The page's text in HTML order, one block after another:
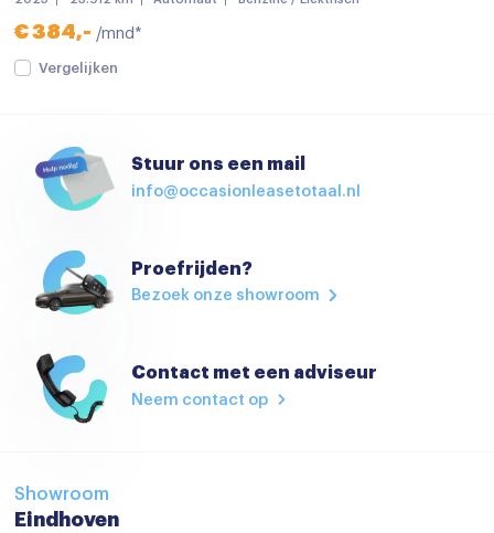
Climate control
Cruise control
Elektrisch bedienbare spiegels
Elektrische handrem
Elektrische ramen voor en achter
Hoofdsteunen achter
Isofix
Keyless start
Lederen versnellingspook
€ 384,- /mnd*
Vergelijken
Stuur ons een mail
info@occasionleasetotaal.nl
Proefrijden?
Bezoek onze showroom
Contact met een adviseur
Neem contact op
Showroom
Eindhoven